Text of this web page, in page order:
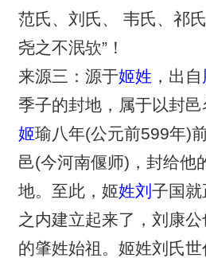
范氏、刘氏、 韦氏、祁
尧之不泯欤”！
来源三：源于姬姓 ，出自
季子的封地，属于以封
姬瑜八年(公元前599年)
邑(今河南偃师)，封给他
地。至此，姬姓刘 子国就
之内建立起来了，刘康
的肇姓始祖。姬姓刘氏世